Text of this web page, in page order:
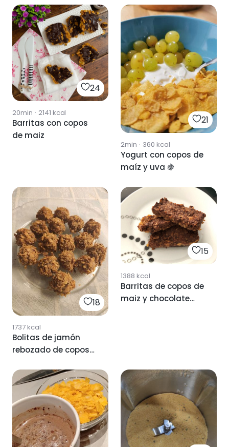
24
20min · 2141 kcal
Barritas con copos
de maiz
21
2min · 360 kcal
Yogurt con copos de
maíz y uva 🍇
18
1737kcal
Bolitas de jamón
rebozado de copos
15
1388 kcal
Barritas de copos de
maiz y chocolate